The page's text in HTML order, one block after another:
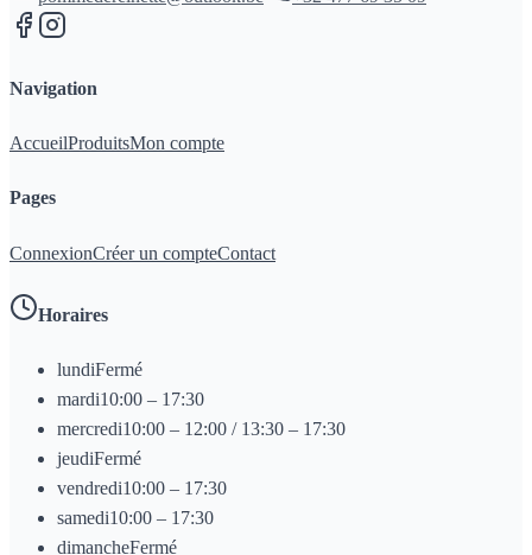
Navigation
AccueilProduitsMon compte
Pages
ConnexionCréer un compteContact
Horaires
lundiFermé
mardi10:00 – 17:30
mercredi10:00 – 12:00 / 13:30 – 17:30
jeudiFermé
vendredi10:00 – 17:30
samedi10:00 – 17:30
dimancheFermé